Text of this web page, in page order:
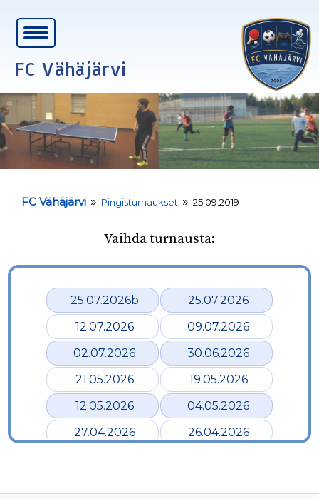
FC Vähäjärvi
FC Vähäjärvi » Pingisturnaukset » 25.09.2019
Vaihda turnausta:
25.07.2026b
25.07.2026
12.07.2026
09.07.2026
02.07.2026
30.06.2026
21.05.2026
19.05.2026
12.05.2026
04.05.2026
27.04.2026
26.04.2026